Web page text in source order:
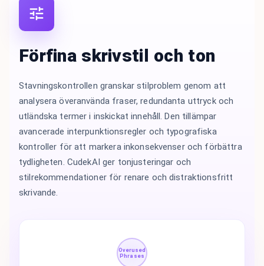
Overused
Phrases
Förfina skrivstil och ton
Stavningskontrollen granskar stilproblem genom att
analysera överanvända fraser, redundanta uttryck och
utländska termer i inskickat innehåll. Den tillämpar
avancerade interpunktionsregler och typografiska
kontroller för att markera inkonsekvenser och förbättra
tydligheten. CudekAI ger tonjusteringar och
stilrekommendationer för renare och distraktionsfritt
skrivande.